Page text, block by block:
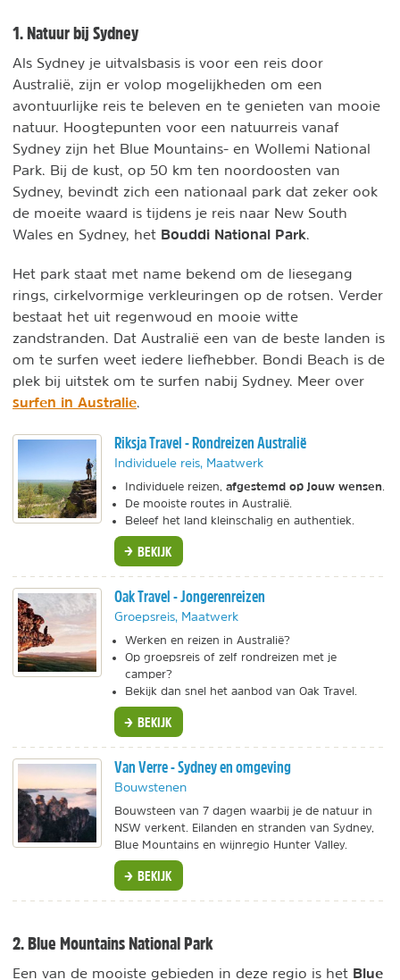
1. Natuur bij Sydney
Als Sydney je uitvalsbasis is voor een reis door
Australië, zijn er volop mogelijkheden om een
avontuurlijke reis te beleven en te genieten van mooie
natuur. Hoogtepunten voor een natuurreis vanaf
Sydney zijn het Blue Mountains- en Wollemi National
Park. Bij de kust, op 50 km ten noordoosten van
Sydney, bevindt zich een nationaal park dat zeker ook
de moeite waard is tijdens je reis naar New South
Wales en Sydney, het Bouddi National Park
Het park staat met name bekend om de liesegang
rings, cirkelvormige verkleuringen op de rotsen. Verder
bestaat het uit regenwoud en mooie witte
zandstranden.
Dat Australië een van de beste landen is
om te surfen weet iedere liefhebber. Bondi Beach is de
plek bij uitstek om te surfen nabij Sydney. Meer over
surfen in Australie
Riksja Travel - Rondreizen Australië
Individuele reis, Maatwerk
Individuele reizen, afgestemd op jouw wensen
De mooiste routes in Australië.
Beleef het land kleinschalig en authentiek.
BEKIJK
Oak Travel - Jongerenreizen
Groepsreis, Maatwerk
Werken en reizen in Australië?
Op groepsreis of zelf rondreizen met je
camper?
Bekijk dan snel het aanbod van Oak Travel.
BEKIJK
Van Verre - Sydney en omgeving
Bouwstenen
Bouwsteen van 7 dagen waarbij je de natuur in
NSW verkent. Eilanden en stranden van Sydney,
Blue Mountains en wijnregio Hunter Valley.
BEKIJK
2. Blue Mountains National Park
Een van de mooiste gebieden in deze regio is het Blue